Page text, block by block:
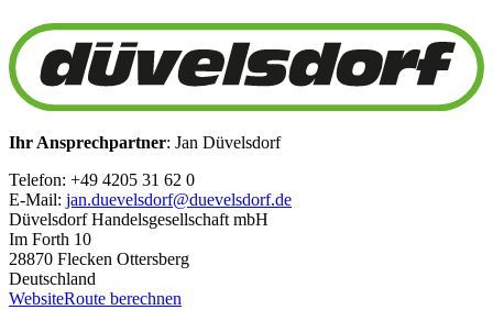
Ihr Ansprechpartner: Jan Düvelsdorf
Telefon: +49 4205 31 62 0
E-Mail: jan.duevelsdorf@duevelsdorf.de
Düvelsdorf Handelsgesellschaft mbH
Im Forth 10
28870 Flecken Ottersberg
Deutschland
WebsiteRoute berechnen